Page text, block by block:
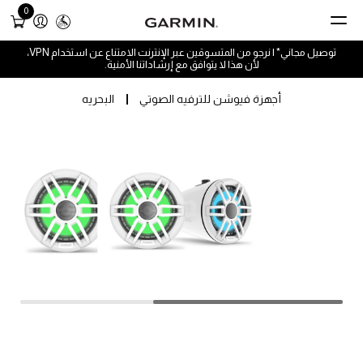
0
توصيل مجاني* | نرجو من المتسوقين عبر الإنترنت الامتناع عن استخدام VPN،
لأن هذا لا يتوافق مع إرشاداتنا الأمنية.
أجهزة فيوشن للترفيه الصوتي البحريه